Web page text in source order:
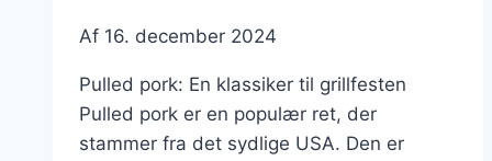
Af 16. december 2024
Pulled pork: En klassiker til grillfesten
Pulled pork er en populær ret, der
stammer fra det sydlige USA. Den er